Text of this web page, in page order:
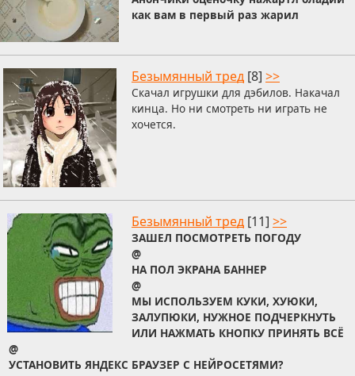
как вам в первый раз жарил
Безымянный тред [8] >>
Скачал игрушки для дэбилов. Накачал
кинца. Но ни смотреть ни играть не
хочется.
Безымянный тред [11] >>
ЗАШЕЛ ПОСМОТРЕТЬ ПОГОДУ
@
НА ПОЛ ЭКРАНА БАННЕР
@
МЫ ИСПОЛЬЗУЕМ КУКИ, ХУЮКИ,
ЗАЛУПЮКИ, НУЖНОЕ ПОДЧЕРКНУТЬ
ИЛИ НАЖМАТЬ КНОПКУ ПРИНЯТЬ ВСЁ
@
УСТАНОВИТЬ ЯНДЕКС БРАУЗЕР С НЕЙРОСЕТЯМИ?